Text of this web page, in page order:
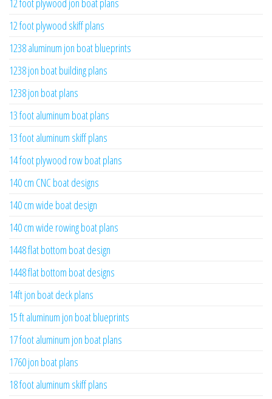
12 foot plywood jon boat plans
12 foot plywood skiff plans
1238 aluminum jon boat blueprints
1238 jon boat building plans
1238 jon boat plans
13 foot aluminum boat plans
13 foot aluminum skiff plans
14 foot plywood row boat plans
140 cm CNC boat designs
140 cm wide boat design
140 cm wide rowing boat plans
1448 flat bottom boat design
1448 flat bottom boat designs
14ft jon boat deck plans
15 ft aluminum jon boat blueprints
17 foot aluminum jon boat plans
1760 jon boat plans
18 foot aluminum skiff plans